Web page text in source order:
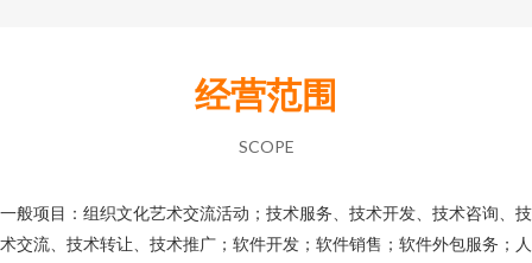
经营范围
SCOPE
一般项目：组织文化艺术交流活动；技术服务、技术开发、技术咨询、技
术交流、技术转让、技术推广；软件开发；软件销售；软件外包服务；人